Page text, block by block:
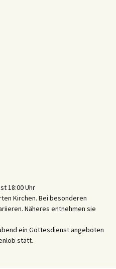
18:00 Uhr
Kirchen. Bei besonderen
Näheres entnehmen sie
ein Gottesdienst angeboten
statt.